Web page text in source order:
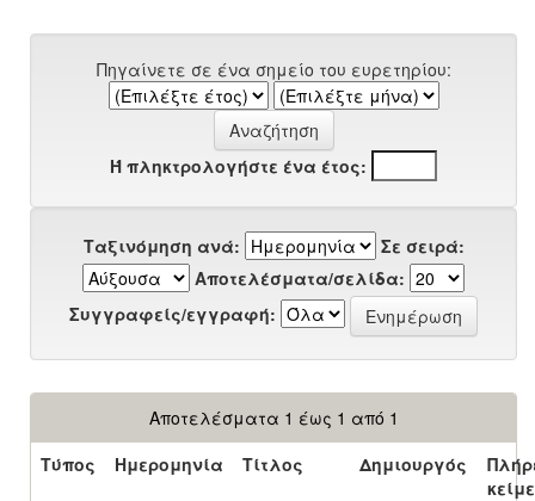
Πηγαίνετε σε ένα σημείο του ευρετηρίου:
Ή πληκτρολογήστε ένα έτος:
Ταξινόμηση ανά:
Σε σειρά:
Αποτελέσματα/σελίδα:
Συγγραφείς/εγγραφή:
Αποτελέσματα 1 έως 1 από 1
Τύπος
Ημερομηνία Τίτλος Δημιουργός